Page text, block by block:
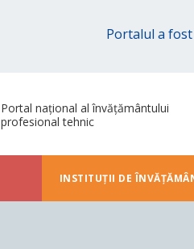
Portalul a
Portal național al învățământului
profesional tehnic
INSTITUȚII DE